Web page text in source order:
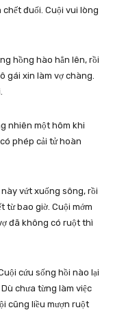
đuối. Cuội vui lòng
hồng hào hẳn lên, rồi
gái xin làm vợ chàng.
nhiên một hôm khi
phép cải tử hoàn
vứt xuống sông, rồi
từ bao giờ. Cuội mớm
đã không có ruột thì
cứu sống hồi nào lại
chưa từng làm việc
cũng liều mượn ruột